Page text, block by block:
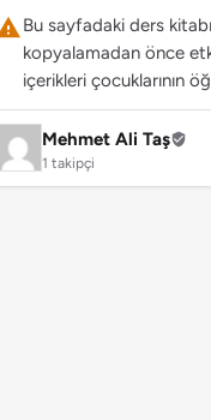
Bu sayfadaki ders
kopyalamadan önce
içerikleri çocuklarının
Mehmet Ali Taş
1 takipçi